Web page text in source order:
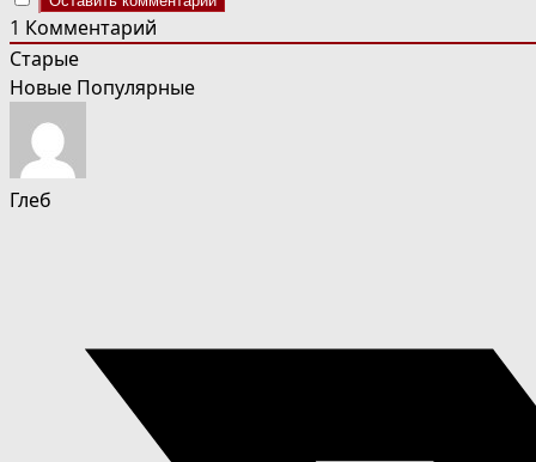
1 Комментарий
Старые
Новые Популярные
Глеб